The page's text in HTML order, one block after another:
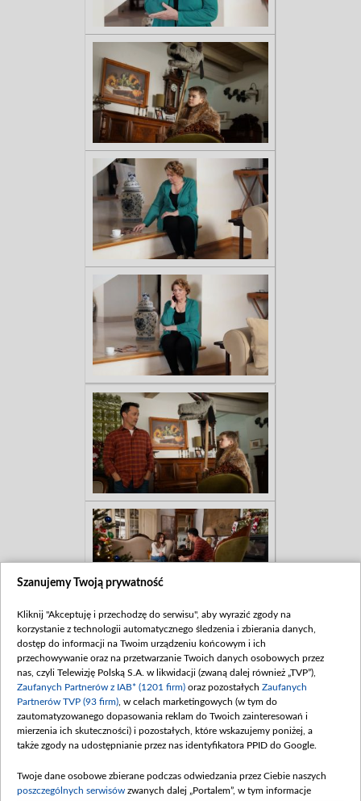
Szanujemy Twoją prywatność
Kliknij "Akceptuję i przechodzę do serwisu", aby wyrazić zgody na
korzystanie z technologii automatycznego śledzenia i zbierania danych,
dostęp do informacji na Twoim urządzeniu końcowym i ich
przechowywanie oraz na przetwarzanie Twoich danych osobowych przez
nas, czyli Telewizję Polską S.A. w likwidacji (zwaną dalej również „TVP”),
Zaufanych Partnerów z IAB* (1201 firm) oraz pozostałych Zaufanych
Partnerów TVP (93 firm) , w celach marketingowych (w tym do
zautomatyzowanego dopasowania reklam do Twoich zainteresowań i
mierzenia ich skuteczności) i pozostałych, które wskazujemy poniżej, a
także zgody na udostępnianie przez nas identyfikatora PPID do Google.
Twoje dane osobowe zbierane podczas odwiedzania przez Ciebie naszych
poszczególnych serwisów zwanych dalej „Portalem”, w tym informacje